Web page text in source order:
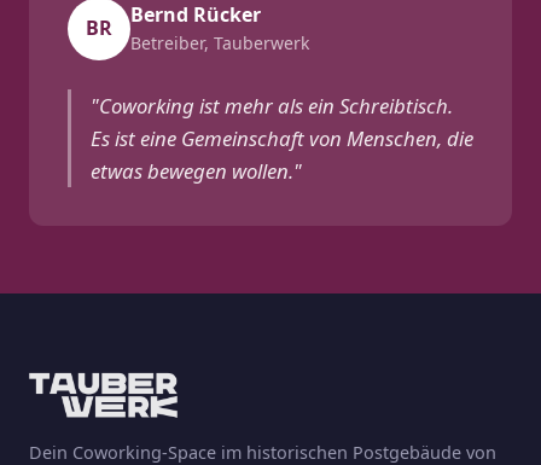
BR Bernd Rücker
Betreiber, Tauberwerk
"Coworking ist mehr als ein Schreibtisch.
Es ist eine Gemeinschaft von Menschen, die
etwas bewegen wollen."
Dein Coworking-Space im historischen Postgebäude von